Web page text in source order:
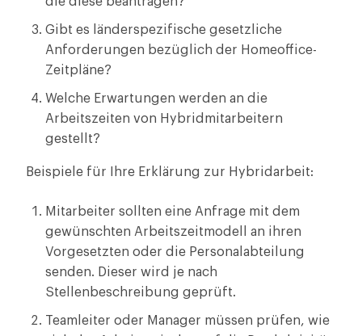
Gibt es länderspezifische gesetzliche
Anforderungen bezüglich der Homeoffice-
Zeitpläne?
Welche Erwartungen werden an die
Arbeitszeiten von Hybridmitarbeitern
gestellt?
Beispiele für Ihre Erklärung zur Hybridarbeit:
Mitarbeiter sollten eine Anfrage mit dem
gewünschten Arbeitszeitmodell an ihren
Vorgesetzten oder die Personalabteilung
senden. Dieser wird je nach
Stellenbeschreibung geprüft.
Teamleiter oder Manager müssen prüfen, wie